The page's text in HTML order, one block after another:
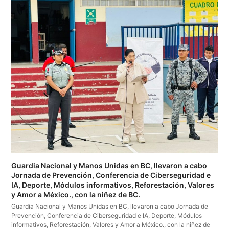
Guardia Nacional y Manos Unidas en BC, llevaron a cabo
Jornada de Prevención, Conferencia de Ciberseguridad e
IA, Deporte, Módulos informativos, Reforestación, Valores
y Amor a México., con la niñez de BC.
Guardia Nacional y Manos Unidas en BC, llevaron a cabo Jornada de
Prevención, Conferencia de Ciberseguridad e IA, Deporte, Módulos
informativos, Reforestación, Valores y Amor a México., con la niñez de